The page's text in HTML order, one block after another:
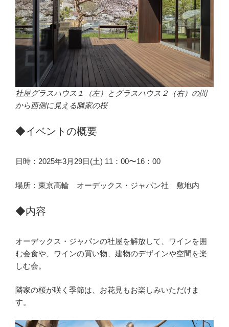
社屋グラスハウス１（左）とグラスハウス２（右）の間
から西側に見える隣家の桜
◆イベントの概要
日時：2025年3月29日(土) 11：00〜16：00
場所：東京高輪 オーデックス・ジャパン社 敷地内
◆内容
オーデックス・ジャパンの社屋を解放して、ワインを囲
む会食や、ワインの買い物、建物のデザインや空間を楽
しむ会。
隣家の桜が咲く季節は、お花見もお楽しみいただけま
す。